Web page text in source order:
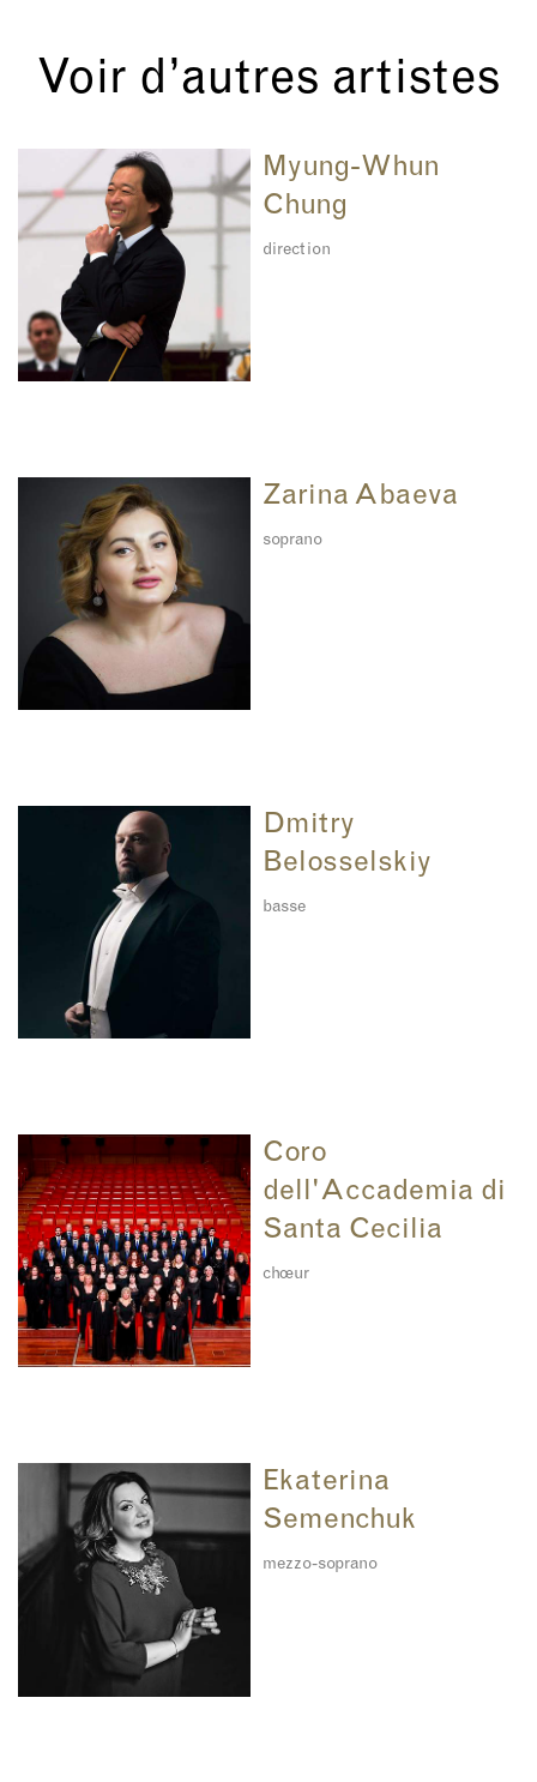
Voir d’autres artistes
Myung-Whun
Chung
direction
Zarina Abaeva
soprano
Dmitry
Belosselskiy
basse
Coro
dell'Accademia di
Santa Cecilia
chœur
Ekaterina
Semenchuk
mezzo-soprano